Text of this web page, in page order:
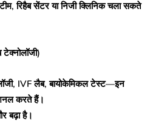
रिहैब सेंटर या निजी क्लिनिक चला सकते
IVF लैब, बायोकेमिकल टेस्ट—इन
करते हैं।
बढ़ा है।